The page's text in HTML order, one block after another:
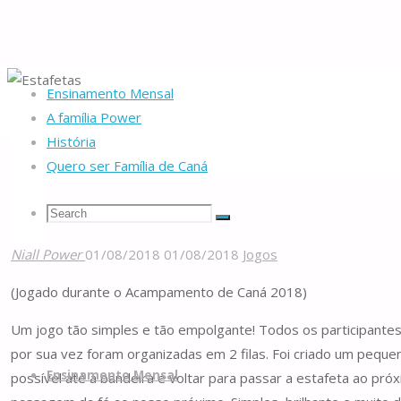
Ensinamento Mensal
A família Power
História
Quero ser Família de Caná
Search
Search
Search
de
Caná
Skip
to
Ensinamento Mensal
Home
Recursos Jogos Estafetas
Niall Power 01/08/2018 01/08/2018 Jogos
(Jogado durante o Acampamento de Caná 2018)
Um jogo tão simples e tão empolgante! Todos os
por sua vez foram organizadas em 2 filas. Foi criado um
possível até à bandeira e voltar para passar a estafeta ao